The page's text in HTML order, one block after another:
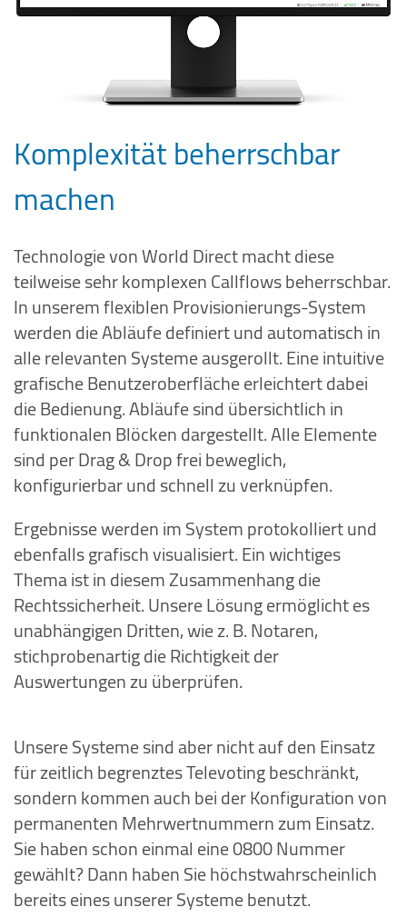
Komplexität beherrschbar
machen
Technologie von World Direct macht diese
teilweise sehr komplexen Callflows beherrschbar.
In unserem flexiblen Provisionierungs-System
werden die Abläufe definiert und automatisch in
alle relevanten Systeme ausgerollt. Eine intuitive
grafische Benutzeroberfläche erleichtert dabei
die Bedienung. Abläufe sind übersichtlich in
funktionalen Blöcken dargestellt. Alle Elemente
sind per Drag & Drop frei beweglich,
konfigurierbar und schnell zu verknüpfen.
Ergebnisse werden im System protokolliert und
ebenfalls grafisch visualisiert. Ein wichtiges
Thema ist in diesem Zusammenhang die
Rechtssicherheit. Unsere Lösung ermöglicht es
unabhängigen Dritten, wie z. B. Notaren,
stichprobenartig die Richtigkeit der
Auswertungen zu überprüfen.
Unsere Systeme sind aber nicht auf den Einsatz
für zeitlich begrenztes Televoting beschränkt,
sondern kommen auch bei der Konfiguration von
permanenten Mehrwertnummern zum Einsatz.
Sie haben schon einmal eine 0800 Nummer
gewählt? Dann haben Sie höchstwahrscheinlich
bereits eines unserer Systeme benutzt.